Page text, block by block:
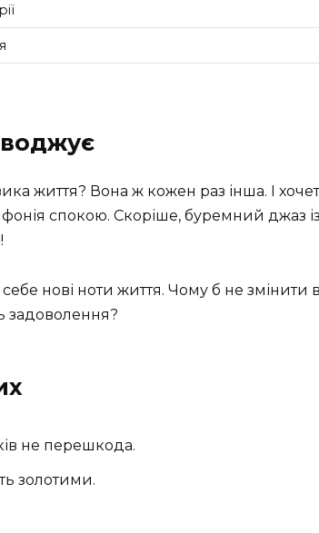
життя? Вона ж кожен раз інша. І
спокою. Скоріше, буремний джаз
нові ноти життя. Чому б не змінити
задоволення?
не перешкода.
золотими.